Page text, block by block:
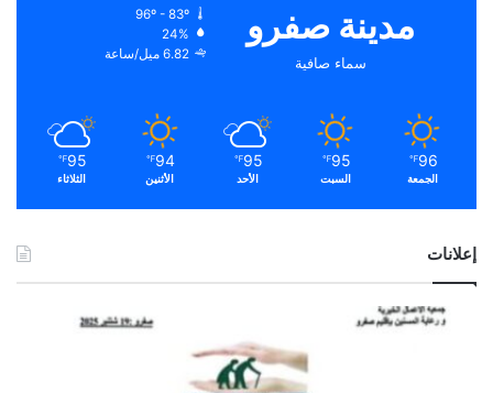
مدينة صفرو
سماء صافية
96º - 83º
24%
6.82 ميل/ساعة
96
℉
الجمعة
95
℉
السبت
95
℉
الأحد
94
℉
الأثنين
95
℉
الثلاثاء
إعلانات